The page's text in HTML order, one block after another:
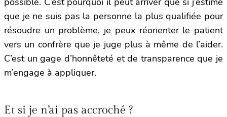
que je ne suis pas la personne la plus qualifiée pour
résoudre un problème, je peux réorienter le patient
vers un confrère que je juge plus à même de l’aider.
C’est un gage d’honnêteté et de transparence que je
m’engage à appliquer.
Et si je n’ai pas accroché ?